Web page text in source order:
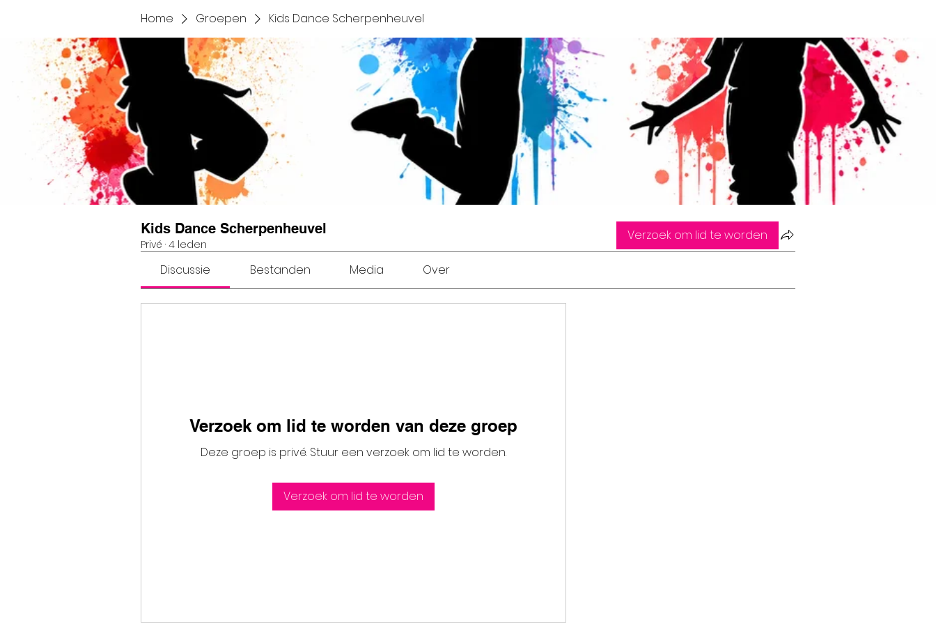
Home Groepen Kids Dance Scherpenheuvel
Kids Dance Scherpenheuvel
Privé · 4 leden
Verzoek om lid te worden
Discussie Bestanden Media Over
Verzoek om lid te worden van deze groep
Deze groep is privé. Stuur een verzoek om lid te worden.
Verzoek om lid te worden